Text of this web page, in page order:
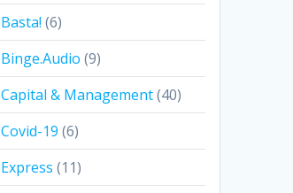
Basta! (6)
Binge.Audio (9)
Capital & Management(40)
Covid-19 (6)
Express (11)